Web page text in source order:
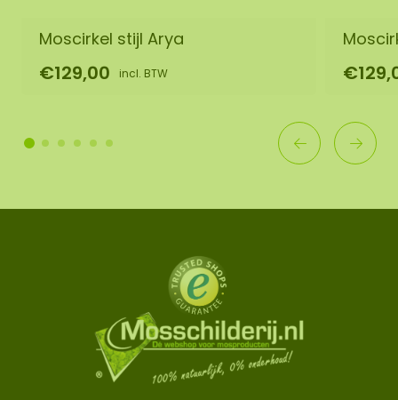
Moscirkel stijl Arya
€129,00 incl. BTW